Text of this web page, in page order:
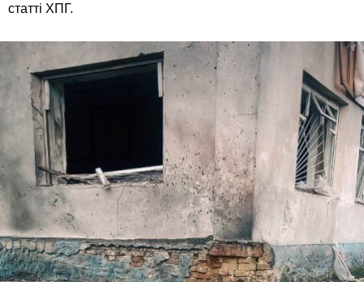
статті ХПГ.